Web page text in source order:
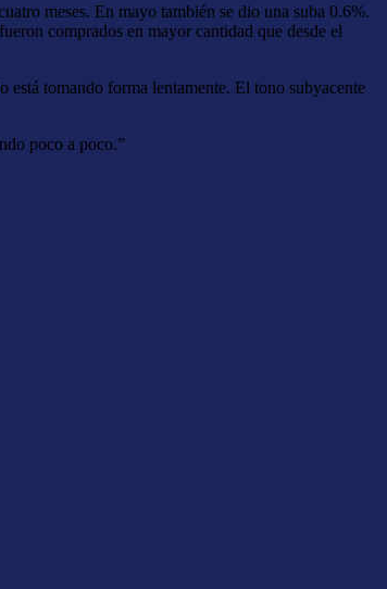
meses. En mayo también se dio una suba 0.6%.
comprados en mayor cantidad que desde el
tomando forma lentamente. El tono subyacente
poco a poco.”